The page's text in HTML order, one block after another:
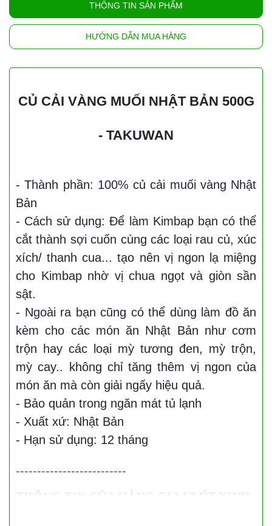
THÔNG TIN SẢN PHẨM
HƯỚNG DẪN MUA HÀNG
CỦ CẢI VÀNG MUỐI NHẬT BẢN 500G
- TAKUWAN
️- Thành phần: 100% củ cải muối vàng Nhật
Bản
- Cách sử dụng: Để làm Kimbap bạn có thể
cắt thành sợi cuốn cùng các loại rau củ, xúc
xích/ thanh cua... tạo nên vị ngon lạ miệng
cho Kimbap nhờ vị chua ngọt và giòn sần
sật.
- Ngoài ra bạn cũng có thể dùng làm đồ ăn
kèm cho các món ăn Nhật Bản như cơm
trộn hay các loại mỳ tương đen, mỳ trộn,
mỳ cay.. không chỉ tăng thêm vị ngon của
món ăn mà còn giải ngấy hiệu quả.
- Bảo quản trong ngăn mát tủ lạnh
- Xuất xứ: Nhật Bản
- Hạn sử dụng: 12 tháng
--------------------------
THÔNG TIN CỬA HÀNG GIA VỊ ÚT XINH